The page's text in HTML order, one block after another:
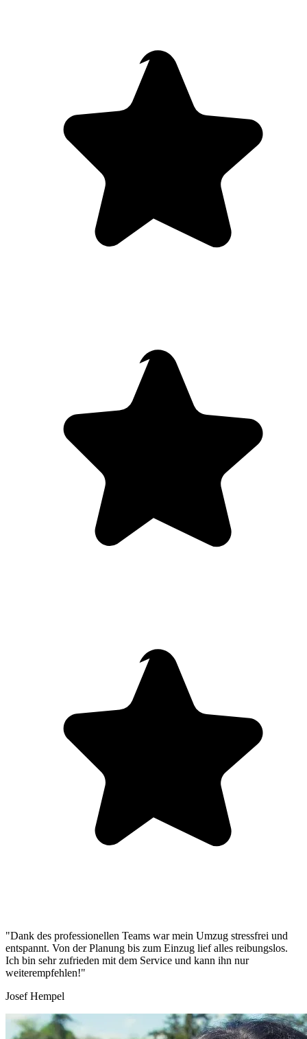
"Dank des professionellen Teams war mein Umzug stressfrei und
entspannt. Von der Planung bis zum Einzug lief alles reibungslos.
Ich bin sehr zufrieden mit dem Service und kann ihn nur
weiterempfehlen!"
Josef Hempel